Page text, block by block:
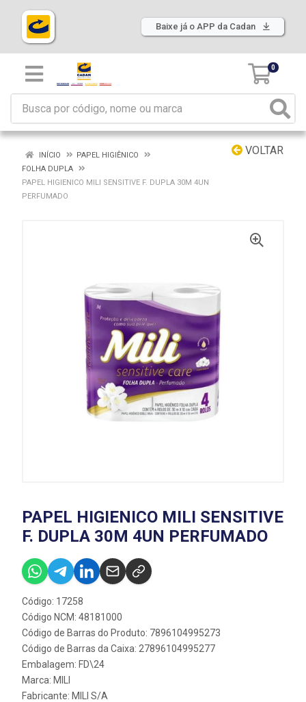
Baixe já o APP da Cadan
0
VOLTAR
INÍCIO
PAPEL HIGIÊNICO
FOLHA DUPLA
PAPEL HIGIENICO MILI SENSITIVE F. DUPLA 30M 4UN
PERFUMADO
PAPEL HIGIENICO MILI SENSITIVE
F. DUPLA 30M 4UN PERFUMADO
Código: 17258
Código NCM: 48181000
Código de Barras do Produto: 7896104995273
Código de Barras da Caixa: 27896104995277
Embalagem: FD\24
Marca: MILI
Fabricante: MILI S/A